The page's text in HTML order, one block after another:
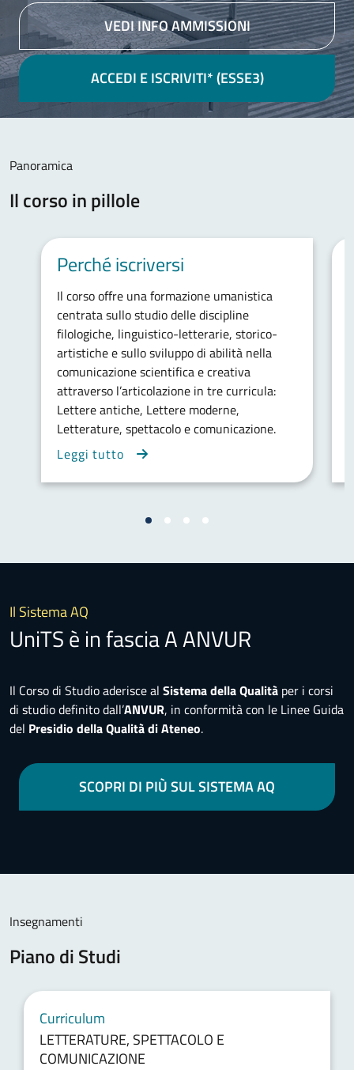
VEDI INFO AMMISSIONI
ACCEDI E ISCRIVITI* (ESSE3)
Panoramica
Il corso in pillole
Perché iscriversi
Il corso offre una formazione umanistica
centrata sullo studio delle discipline
filologiche, linguistico-letterarie, storico-
artistiche e sullo sviluppo di abilità nella
comunicazione scientifica e creativa
attraverso l’articolazione in tre curricula:
Lettere antiche, Lettere moderne,
Letterature, spettacolo e comunicazione.
Leggi tutto
Il Sistema AQ
UniTS è in fascia A ANVUR
Il Corso di Studio aderisce al Sistema della Qualità per i corsi
di studio definito dall’ANVUR, in conformità con le Linee Guida
del Presidio della Qualità di Ateneo.
SCOPRI DI PIÙ SUL SISTEMA AQ
Insegnamenti
Piano di Studi
Curriculum
LETTERATURE, SPETTACOLO E
COMUNICAZIONE